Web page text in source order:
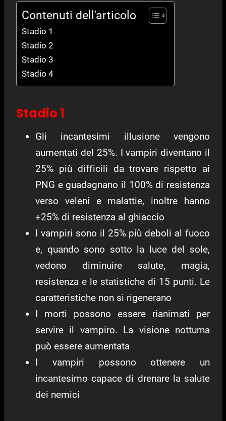
Contenuti dell'articolo
Stadio 1
Stadio 2
Stadio 3
Stadio 4
Stadio 1
Gli incantesimi illusione vengono
aumentati del 25%. I vampiri diventano il
25% più difficili da trovare rispetto ai
PNG e guadagnano il 100% di resistenza
verso veleni e malattie, inoltre hanno
+25% di resistenza al ghiaccio
I vampiri sono il 25% più deboli al fuoco
e, quando sono sotto la luce del sole,
vedono diminuire salute, magia,
resistenza e le statistiche di 15 punti. Le
caratteristiche non si rigenerano
I morti possono essere rianimati per
servire il vampiro. La visione notturna
può essere aumentata
I vampiri possono ottenere un
incantesimo capace di drenare la salute
dei nemici